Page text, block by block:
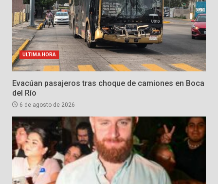
ULTIMA HORA
Evacúan pasajeros tras choque de camiones en Boca
del Río
6 de agosto de 2026